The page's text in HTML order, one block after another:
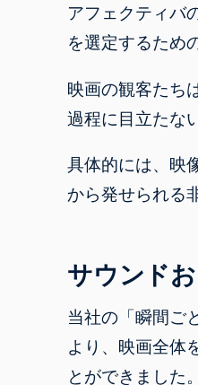
アフェクティバ
を選定するため
映画の観客たち
過程に目立たな
具体的には、映
から発せられる
サウンド
当社の「瞬間ご
より、映画全体
とができました